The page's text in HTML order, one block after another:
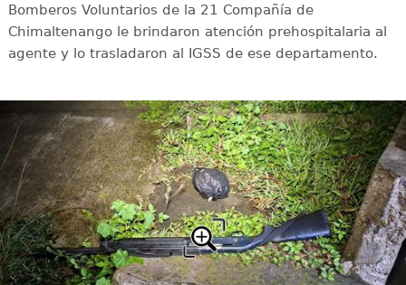
Bomberos Voluntarios de la 21 Compañía de
Chimaltenango le brindaron atención prehospitalaria al
agente y lo trasladaron al IGSS de ese departamento.